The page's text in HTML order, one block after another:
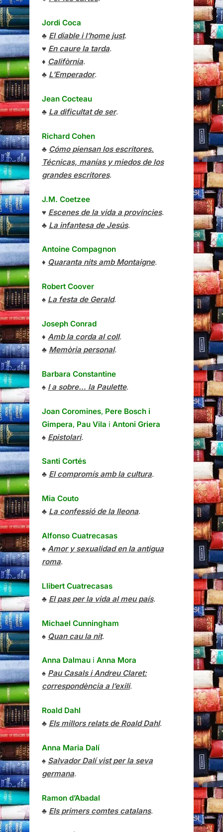
Jordi Coca
♣ El diable i l’home just.
♥ En caure la tarda.
♦ Califòrnia.
♣ L’Emperador.
Jean Cocteau
♣ La dificultat de ser.
Richard Cohen
♣ Cómo piensan los escritores.
Técnicas, manías y miedos de los
grandes escritores.
J.M. Coetzee
♥ Escenes de la vida a províncies.
♣ La infantesa de Jesús.
Antoine Compagnon
♦ Quaranta nits amb Montaigne.
Robert Coover
♠ La festa de Gerald.
Joseph Conrad
♦ Amb la corda al coll.
♣ Memòria personal.
Barbara Constantine
♠ I a sobre… la Paulette.
Joan Coromines, Pere Bosch i
Gimpera, Pau Vila i Antoni Griera
♠ Epistolari.
Santi Cortés
♣ El compromís amb la cultura.
Mia Couto
♣ La confessió de la lleona.
Alfonso Cuatrecasas
♠ Amor y sexualidad en la antigua
roma.
Llibert Cuatrecasas
♣ El pas per la vida al meu país.
Michael Cunningham
♠ Quan cau la nit.
Anna Dalmau i Anna Mora
♠ Pau Casals i Andreu Claret:
correspondència a l’exili.
Roald Dahl
♣ Els millors relats de Roald Dahl.
Anna Maria Dalí
♠ Salvador Dalí vist per la seva
germana.
Ramon d’Abadal
♣ Els primers comtes catalans.